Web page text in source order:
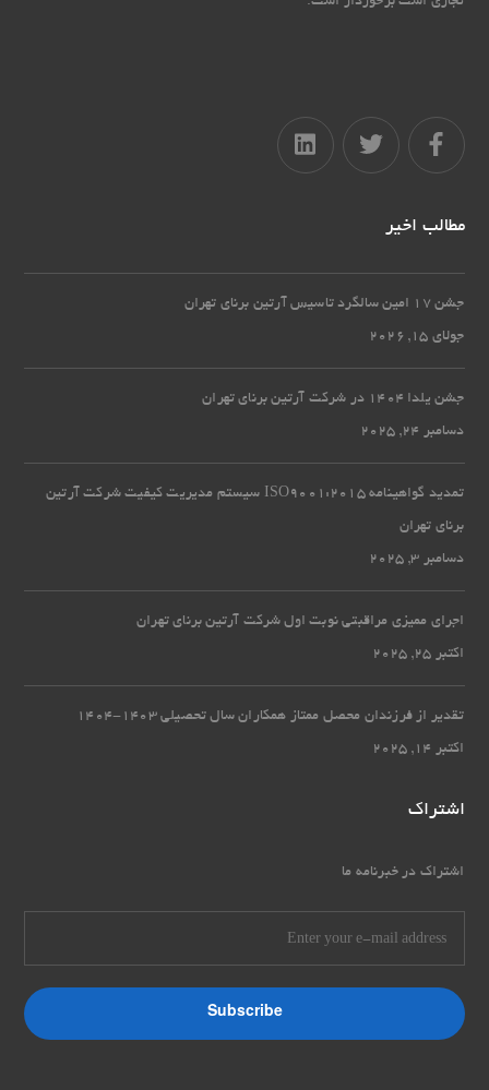
مطالب اخیر
جشن 17 امین سالگرد تاسیس آرتین برنای تهران
جولای 15, 2026
جشن یلدا 1404 در شرکت آرتین برنای تهران
دسامبر 24, 2025
تمدید گواهینامه ISO9001:2015 سیستم مدیریت کیفیت شرکت آرتین
برنای تهران
دسامبر 3, 2025
اجرای ممیزی مراقبتی نوبت اول شرکت آرتین برنای تهران
اکتبر 25, 2025
تقدیر از فرزندان محصل ممتاز همکاران سال تحصیلی 1403-1404
اکتبر 14, 2025
اشتراک
اشتراک در خبرنامه ما